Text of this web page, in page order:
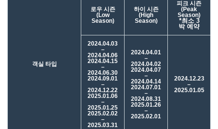
객실 타입
로우 시즌
(Low
Season)
하이 시즌
(High
Season)
피크 시즌
(Peak
Season)
*최소 3
박예약
2024.04.03
–
2024.04.06
2024.04.15
–
2024.06.30
2024.09.01
–
2024.12.22
2025.01.06
–
2025.01.25
2025.02.02
–
2025.03.31
2024.04.01
–
2024.04.02
2024.04.07
–
2024.04.14
2024.07.01
–
2024.08.31
2025.01.26
–
2025.02.01
2024.12.23
–
2025.01.05